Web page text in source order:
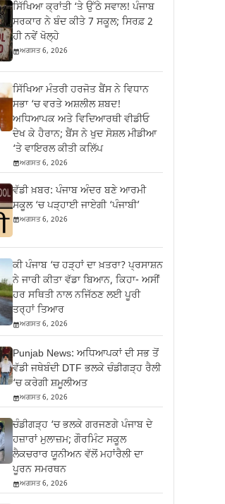
ਸਿੱਖਿਆ ਕ੍ਰਾਂਤੀ ‘ਤੇ ਉੱਠੇ ਸਵਾਲ! ਪੰਜਾਬ
ਸਰਕਾਰ ਨੇ ਬੰਦ ਕੀਤੇ 7 ਸਕੂਲ; ਸਿਰਫ਼ 2
ਹੀ ਨਵੇਂ ਖੋਲ੍ਹੇ
ਅਗਸਤ 6, 2026
ਸਿੱਖਿਆ ਮੰਤਰੀ ਹਰਜੋਤ ਬੈਂਸ ਨੇ ਵਿਧਾਨ
ਸਭਾ ‘ਚ ਵਰਤੇ ਅਸ਼ਲੀਲ ਸ਼ਬਦ!
ਅਧਿਆਪਕ ਅਤੇ ਵਿਦਿਆਰਥੀ ਵੀਡੀਓ
ਦੇਖ ਕੇ ਹੈਰਾਨ; ਬੈਂਸ ਨੇ ਖੁਦ ਸੋਸ਼ਲ ਮੀਡੀਆ
‘ਤੇ ਵਾਇਰਲ ਕੀਤੀ ਕਲਿੱਪ
ਅਗਸਤ 6, 2026
ਵੱਡੀ ਖ਼ਬਰ: ਪੰਜਾਬ ਅੰਦਰ ਬਣੇ ਆਰਮੀ
ਸਕੂਲ ‘ਚ ਪੜ੍ਹਾਈ ਜਾਏਗੀ ‘ਪੰਜਾਬੀ’
ਅਗਸਤ 6, 2026
ਕੀ ਪੰਜਾਬ ‘ਚ ਹੜ੍ਹਾਂ ਦਾ ਖ਼ਤਰਾ? ਪ੍ਰਸਾਸ਼ਨ
ਨੇ ਜਾਰੀ ਕੀਤਾ ਵੱਡਾ ਬਿਆਨ, ਕਿਹਾ- ਅਸੀਂ
ਹਰ ਸਥਿਤੀ ਨਾਲ ਨਜਿੱਠਣ ਲਈ ਪੂਰੀ
ਤਰ੍ਹਾਂ ਤਿਆਰ
ਅਗਸਤ 6, 2026
Punjab News: ਅਧਿਆਪਕਾਂ ਦੀ ਸਭ ਤੋਂ
ਵੱਡੀ ਜਥੇਬੰਦੀ DTF ਭਲਕੇ ਚੰਡੀਗੜ੍ਹ ਰੈਲੀ
‘ਚ ਕਰੇਗੀ ਸ਼ਮੂਲੀਅਤ
ਅਗਸਤ 6, 2026
ਚੰਡੀਗੜ੍ਹ ‘ਚ ਭਲਕੇ ਗਰਜਣਗੇ ਪੰਜਾਬ ਦੇ
ਹਜ਼ਾਰਾਂ ਮੁਲਾਜ਼ਮ; ਗੌਰਮਿੰਟ ਸਕੂਲ
ਲੈਕਚਰਾਰ ਯੂਨੀਅਨ ਵੱਲੋਂ ਮਹਾਂਰੈਲੀ ਦਾ
ਪੂਰਨ ਸਮਰਥਨ
ਅਗਸਤ 6, 2026